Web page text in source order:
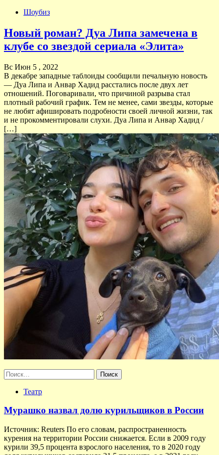
Шоубиз
Новый роман? Дуа Липа замечена в
клубе со звездой сериала «Элита»
Вс Июн 5 , 2022
В декабре западные таблоиды сообщили печальную новость
— Дуа Липа и Анвар Хадид расстались после двух лет
отношений. Поговаривали, что причиной разрыва стал
плотный рабочий график. Тем не менее, сами звезды, которые
не любят афишировать подробности своей личной жизни, так
и не прокомментировали слухи. Дуа Липа и Анвар Хадид /
[…]
Найти:
Театр
Мурашко назвал долю курильщиков в России
Источник: Reuters По его словам, распространенность
курения на территории России снижается. Если в 2009 году
курили 39,5 процента взрослого населения, то в 2020 году